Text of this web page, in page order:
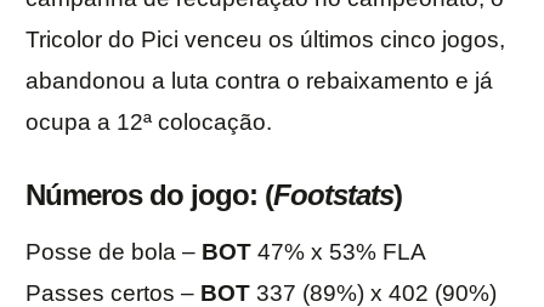
Tricolor do Pici venceu os últimos cinco jogos,
abandonou a luta contra o rebaixamento e já
ocupa a 12ª colocação.
Números do jogo: (Footstats)
Posse de bola – BOT 47% x 53% FLA
Passes certos – BOT 337 (89%) x 402 (90%)